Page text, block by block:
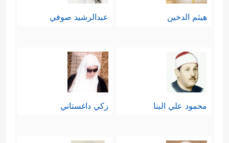
هيثم الدخين عبدالرشيد صوفي
محمود علي البنا زكي داغستاني